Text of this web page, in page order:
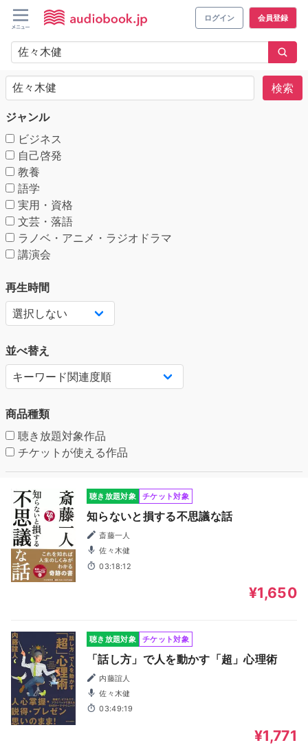
ログイン 会員登録
検索
ジャンル
ビジネス
自己啓発
教養
語学
実用・資格
文芸・落語
ラノベ・アニメ・ラジオドラマ
講演会
再生時間
並べ替え
商品種類
聴き放題対象作品
チケットが使える作品
聴き放題対象 チケット対象
知らないと損する不思議な話
斎藤一人
佐々木健
03:18:12
¥1,650
聴き放題対象 チケット対象
「話し方」で人を動かす「超」心理術
内藤誼人
佐々木健
03:49:19
¥1,771